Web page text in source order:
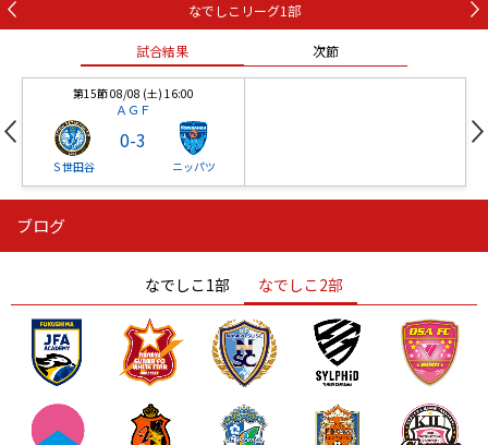
なでしこリーグ1部
試合結果 次節
第15節 08/08 (土) 16:00
ＡＧＦ
Ｓ世田谷
0-3
ニッパツ
ニッパツ
ニッパツ 名古屋
石人の星
静岡 愛媛Ｌ
ブログ
なでしこ1部 なでしこ2部